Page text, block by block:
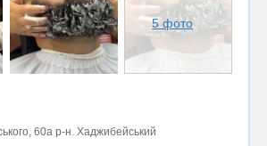
5 фото
60а р-н. Хаджибейський